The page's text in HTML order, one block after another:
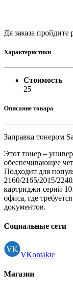
Дя заказа пройдите
Характеристики
Стоимость
25
Описание товара
Заправка тонером
Этот тонер –
обеспечивающее
Подходит для
2160/2165/2015/
картриджи серий
офиса, где
документов.
Социальные сети
VKontakte
Магазин